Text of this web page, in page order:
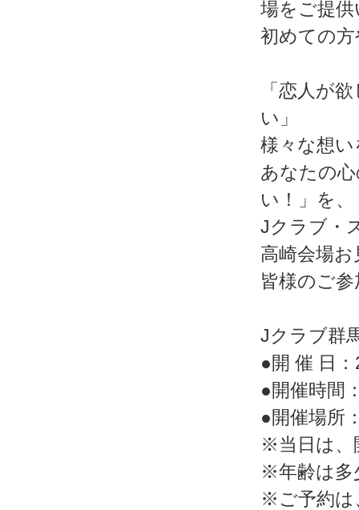
場をご提
初めての
「恋人が
い」
様々な想
あなたの
い！」を、
Jクラブ・
高崎会場
皆様のご
Jクラブ群
●開 催 日
●開催時間
●開催場所
※当日は、
※年齢は多
※ご予約は